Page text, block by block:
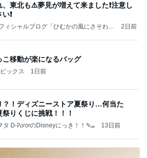
、東北も⚠️夢見が増えて来ました❗️注意し
❗️
ィシャルブログ「ひむかの風にさそわれ
2日前
こ移動が楽になるバッグ
ックス 1日前
？！ディズニーストア夏祭り…何当た
祭りくじに挑戦！！！
高校生Dヲタ Ꭰ-ᎮꭵꭹꭴのDisneyにっき！！✎ܚ 13日前